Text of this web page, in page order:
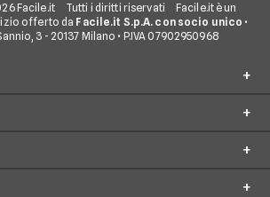
Facile.it Tutti i diritti riservati
Facile.it è un
offerto da Facile.it S.p.A. con socio unico •
3 - 20137 Milano • P.IVA 07902950968